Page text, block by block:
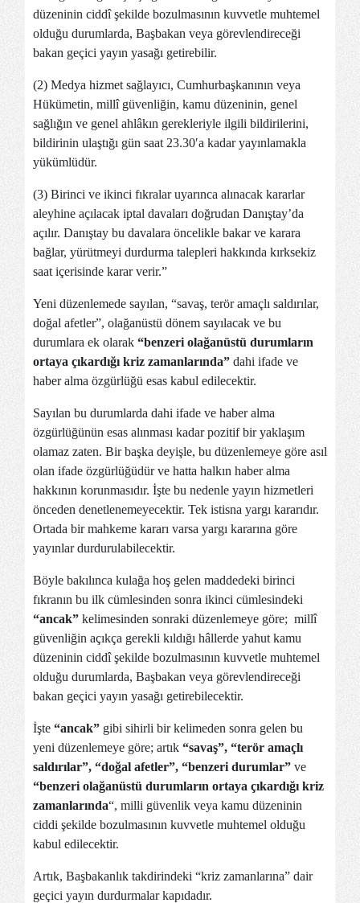
düzeninin ciddî şekilde bozulmasının kuvvetle muhtemel
olduğu durumlarda, Başbakan veya görevlendireceği
bakan geçici yayın yasağı getirebilir.
(2) Medya hizmet sağlayıcı, Cumhurbaşkanının veya
Hükümetin, millî güvenliğin, kamu düzeninin, genel
sağlığın ve genel ahlâkın gerekleriyle ilgili bildirilerini,
bildirinin ulaştığı gün saat 23.30′a kadar yayınlamakla
yükümlüdür.
(3) Birinci ve ikinci fıkralar uyarınca alınacak kararlar
aleyhine açılacak iptal davaları doğrudan Danıştay’da
açılır. Danıştay bu davalara öncelikle bakar ve karara
bağlar, yürütmeyi durdurma talepleri hakkında kırksekiz
saat içerisinde karar verir.”
Yeni düzenlemede sayılan, “savaş, terör amaçlı saldırılar,
doğal afetler”, olağanüstü dönem sayılacak ve bu
durumlara ek olarak “benzeri olağanüstü durumların
ortaya çıkardığı kriz zamanlarında” dahi ifade ve
haber alma özgürlüğü esas kabul edilecektir.
Sayılan bu durumlarda dahi ifade ve haber alma
özgürlüğünün esas alınması kadar pozitif bir yaklaşım
olamaz zaten. Bir başka deyişle, bu düzenlemeye göre asıl
olan ifade özgürlüğüdür ve hatta halkın haber alma
hakkının korunmasıdır. İşte bu nedenle yayın hizmetleri
önceden denetlenemeyecektir. Tek istisna yargı kararıdır.
Ortada bir mahkeme kararı varsa yargı kararına göre
yayınlar durdurulabilecektir.
Böyle bakılınca kulağa hoş gelen maddedeki birinci
fıkranın bu ilk cümlesinden sonra ikinci cümlesindeki
“ancak” kelimesinden sonraki düzenlemeye göre; millî
güvenliğin açıkça gerekli kıldığı hâllerde yahut kamu
düzeninin ciddî şekilde bozulmasının kuvvetle muhtemel
olduğu durumlarda, Başbakan veya görevlendireceği
bakan geçici yayın yasağı getirebilecektir.
İşte “ancak” gibi sihirli bir kelimeden sonra gelen bu
yeni düzenlemeye göre; artık “savaş”, “terör amaçlı
saldırılar”, “doğal afetler”, “benzeri durumlar” ve
“benzeri olağanüstü durumların ortaya çıkardığı kriz
zamanlarında“, milli güvenlik veya kamu düzeninin
ciddi şekilde bozulmasının kuvvetle muhtemel olduğu
kabul edilecektir.
Artık, Başbakanlık takdirindeki “kriz zamanlarına” dair
geçici yayın durdurmalar kapıdadır.